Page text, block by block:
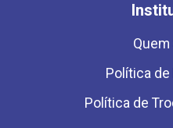
Política
Política de